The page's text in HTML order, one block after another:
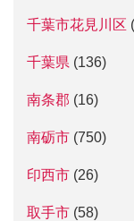
千葉市花見川区
千葉県 (136)
南条郡 (16)
南砺市 (750)
印西市 (26)
取手市 (58)